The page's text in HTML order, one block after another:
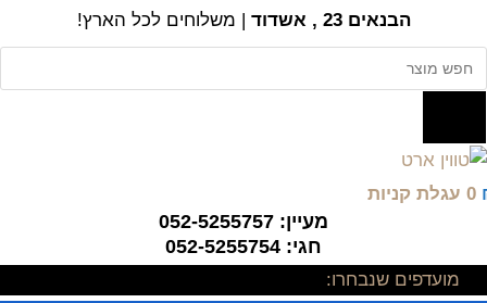
הבנאים 23 , אשדוד | משלוחים לכל הארץ!
0 עגלת קניות
מעיין: 052-5255757
חגי: 052-5255754
מועדפים שנבחרו: